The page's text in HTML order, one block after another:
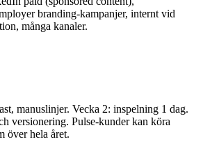
branding-kampanjer, internt vid
många kanaler.
manuslinjer. Vecka 2: inspelning 1 dag.
versionering. Pulse-kunder kan köra
över hela året.